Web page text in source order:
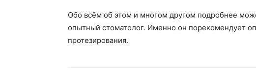
Обо всём об этом и многом другом подробнее
опытный стоматолог. Именно он порекомендует
протезирования.